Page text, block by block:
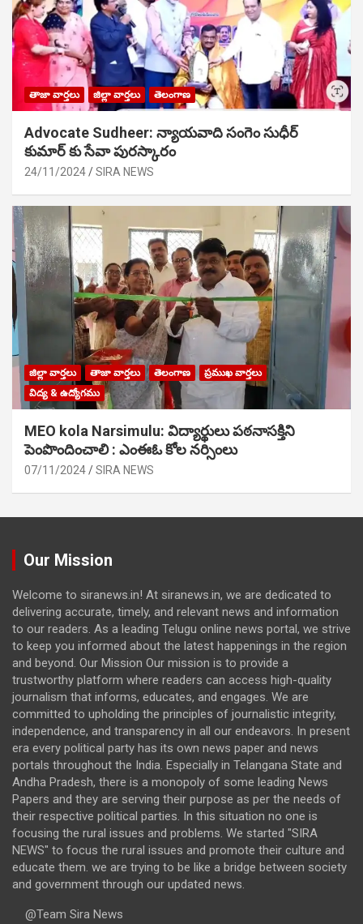
తాజా వార్తలు జిల్లా వార్తలు తెలంగాణ
Advocate Sudheer: న్యాయవాది సంగెం సుధీర్
కుమార్ కు సేవా పురస్కారం
24/11/2024 SIRA NEWS
జిల్లా వార్తలు తాజా వార్తలు తెలంగాణ
ప్రముఖ వార్తలు
విద్య & ఉద్యోగము
MEO kola Narsimulu: విద్యార్థులు పఠ‌నాసక్తిని
పెంపొందించాలి : ఎంఈఓ కోల నర్సింలు
07/11/2024 SIRA NEWS
Our Mission
Welcome to siranews.in! At siranews.in, we are dedicated to
delivering accurate, timely, and relevant news and information
to our readers. As a leading Telugu online news portal, we strive
to keep you informed about the latest happenings in the region
and beyond. Our Mission Our mission is to provide a
trustworthy platform where readers can access high-quality
journalism that informs, educates, and engages. We are
committed to upholding the principles of journalistic integrity,
independence, and transparency in all our endeavors. In present
era every political party has its own news paper and news
portals throughout the India. Especially in Telangana State and
Andha Pradesh, there is a monopoly of some leading News
Papers and they are serving their purpose as per the needs of
their respective political parties. In this situation no one is
focusing the rural issues and problems. We started "SIRA
NEWS" to focus the rural issues and promote their culture and
educate them. we are trying to be like a bridge between society
and government through our updated news.
@Team Sira News